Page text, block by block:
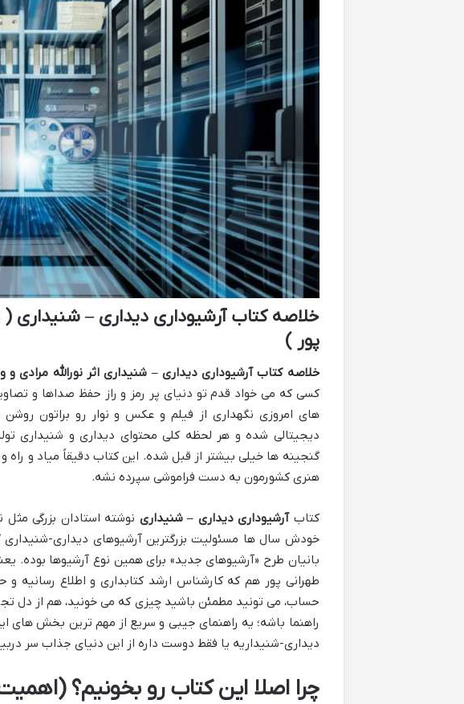
خلاصه کتاب آرشیوداری دیداری – شنیداری (
پور )
خلاصه کتاب آرشیوداری دیداری – شنیداری اثر نورالله مرادی و
کسی که می خواد قدم تو دنیای پر رمز و راز حفظ صداها و
های امروزی نگهداری از فیلم و عکس و نوار رو براتون
دیجیتالی شده و هر لحظه کلی محتوای دیداری و شنیداری
گنجینه ها خیلی بیشتر از قبل شده. این کتاب دقیقاً میاد و
هنری کشورمون به دست فراموشی سپرده نشه.
کتابآرشیوداری دیداری – شنیداری نوشته استادان بزرگی مثل
خودش سال ها مسئولیت بزرگترین آرشیوهای دیداری-
بانیان طرح «آرشیوهای جدید» برای همین نوع آرشیوها بوده.
طهرانی پور هم که کارشناس ارشد کتابداری و اطلاع رسانیه
حساب، می تونید مطمئن باشید چیزی که می خونید، هم از دل
راهنما باشه؛ یه راهنمای جیبی و سریع از مهم ترین بخش های
دیداری-شنیداریه یا فقط دوست داره از این دنیای جذاب سر
چرا اصلا این کتاب رو بخونیم؟